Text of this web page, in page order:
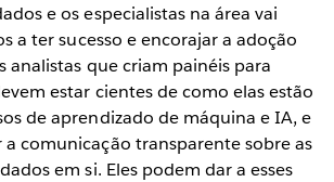
e os especialistas na área vai
a ter sucesso e encorajar a adoção
analistas que criam painéis para
estar cientes de como elas estão
de aprendizado de máquina e IA, e
comunicação transparente sobre as
em si. Eles podem dar a esses